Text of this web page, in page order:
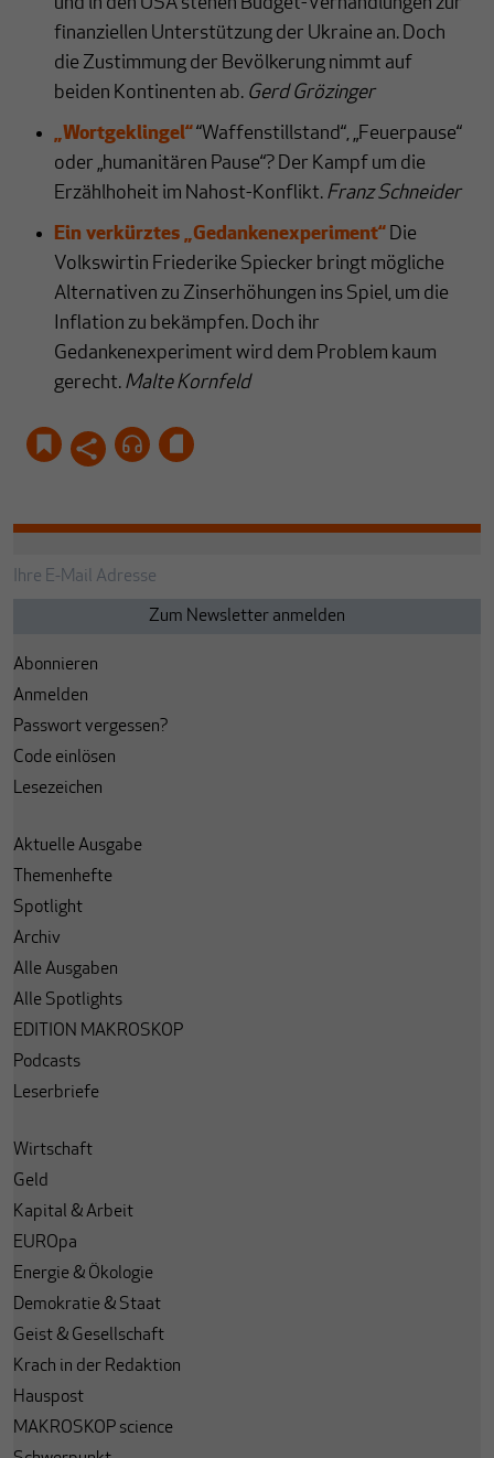
finanziellen Unterstützung der Ukraine an. Doch
die Zustimmung der Bevölkerung nimmt auf
beiden Kontinenten ab. Gerd Grözinger
„Wortgeklingel““Waffenstillstand“, „Feuerpause“
oder „humanitären Pause“? Der Kampf um die
Erzählhoheit im Nahost-Konflikt. Franz Schneider
Ein verkürztes „Gedankenexperiment“ Die
Volkswirtin Friederike Spiecker bringt mögliche
Alternativen zu Zinserhöhungen ins Spiel, um die
Inflation zu bekämpfen. Doch ihr
Gedankenexperiment wird dem Problem kaum
gerecht. Malte Kornfeld
Abonnieren
Anmelden
Passwort vergessen?
Code einlösen
Lesezeichen
Aktuelle Ausgabe
Themenhefte
Spotlight
Archiv
Alle Ausgaben
Alle Spotlights
EDITION MAKROSKOP
Podcasts
Leserbriefe
Wirtschaft
Geld
Kapital & Arbeit
EUROpa
Energie & Ökologie
Demokratie & Staat
Geist & Gesellschaft
Krach in der Redaktion
Hauspost
MAKROSKOP science